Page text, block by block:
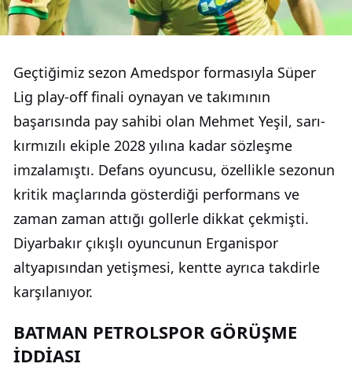
Geçtiğimiz sezon Amedspor formasıyla Süper
Lig play-off finali oynayan ve takımının
başarısında pay sahibi olan Mehmet Yeşil, sarı-
kırmızılı ekiple 2028 yılına kadar sözleşme
imzalamıştı. Defans oyuncusu, özellikle sezonun
kritik maçlarında gösterdiği performans ve
zaman zaman attığı gollerle dikkat çekmişti.
Diyarbakır çıkışlı oyuncunun Erganispor
altyapısından yetişmesi, kentte ayrıca takdirle
karşılanıyor.
BATMAN PETROLSPOR GÖRÜŞME
İDDİASI